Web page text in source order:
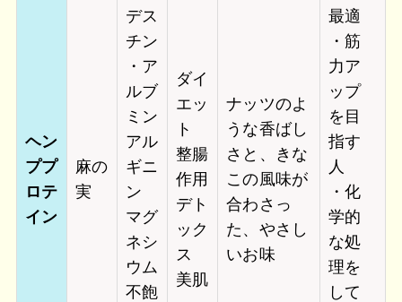
ヘン
ププ
ロテ
イン
麻の
実
デス
チン
・ア
ルブ
ミン
アル
ギニ
ン
マグ
ネシ
ウム
不飽
ダイ
エッ
ト
整腸
作用
デト
ック
ス
美肌
ナッツのよ
うな香ばし
さと、きな
この風味が
合わさっ
た、やさし
いお味
最適
・筋
力ア
ップ
を目
指す
人
・化
学的
な処
理を
して